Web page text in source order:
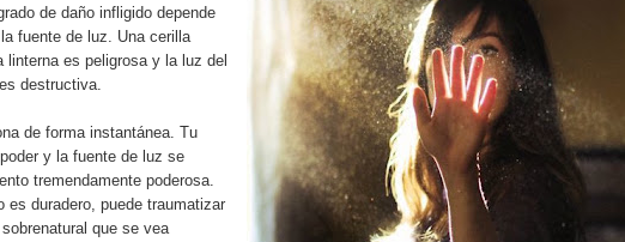
de daño infligido depende
fuente de luz. Una cerilla
linterna es peligrosa y la luz del
destructiva.
de forma instantánea. Tu
y la fuente de luz se
tremendamente poderosa.
es duradero, puede traumatizar
que se vea